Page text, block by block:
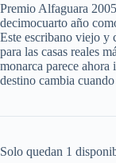
Premio Alfaguara
decimocuarto año
Este escribano viejo y
para las casas reales
monarca parece ahora
destino cambia
Solo quedan 1